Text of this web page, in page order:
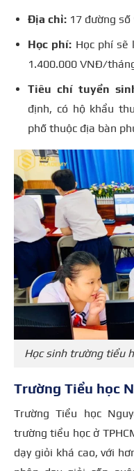
Địa chỉ: 17 đường số
Học phí: Học phí sẽ
1.400.000 VNĐ/
Tiêu chí tuyển
định, có hộ khẩu
phố thuộc địa bàn
Học sinh trường tiểu
Trường Tiểu học
Trường Tiểu học
trường tiểu học ở
dạy giỏi khá cao, với